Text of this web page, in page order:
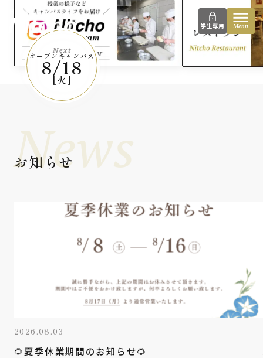
日本調理技術専門学校
学生専用
Menu
instagram
Next
オープンキャンパス
8/18
[火]
News
お知らせ
2026.08.03
🌻夏季休業期間のお知らせ🌻